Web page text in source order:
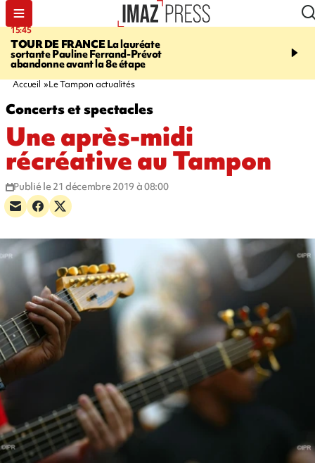
15:45
TOUR DE FRANCELa lauréate
sortante Pauline Ferrand-Prévot
abandonne avant la 8e étape
20:17
routière, concours de
Accueil Le Tampon actualités
Concerts et spectacles
Une après-midi
récréative au Tampon
Publié le 21 décembre 2019 à 08:00